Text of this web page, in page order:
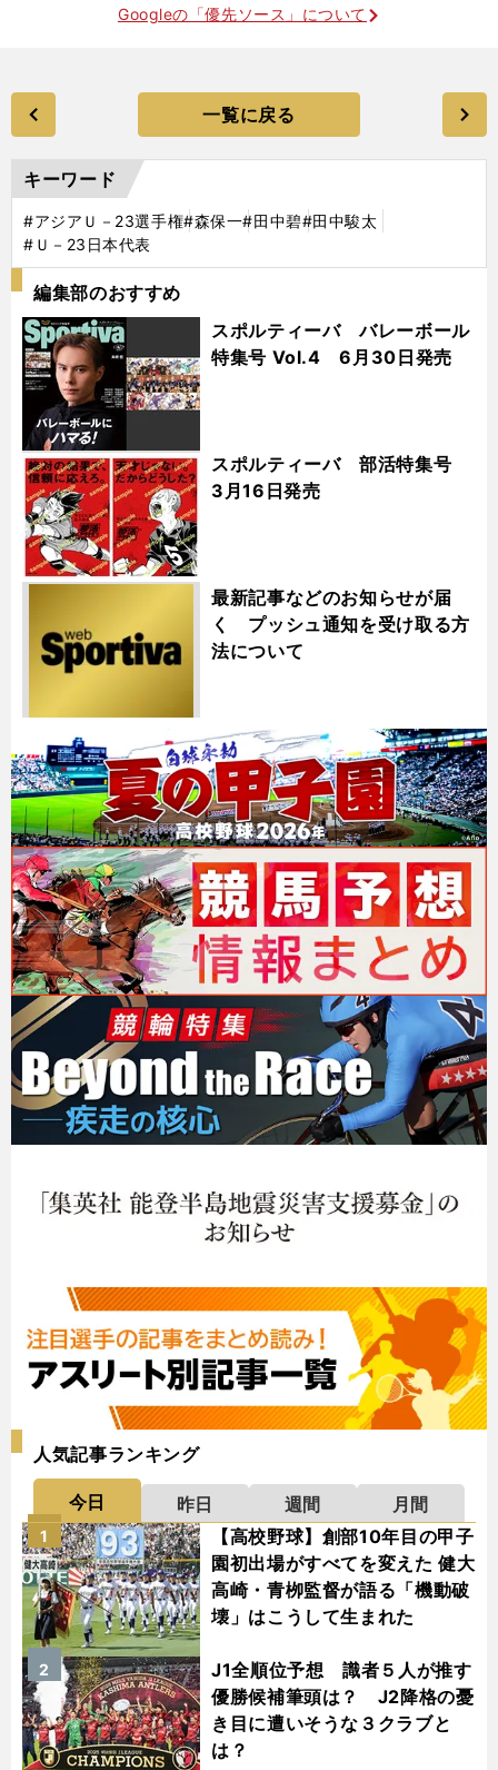
Googleの「優先ソース」について
一覧に戻る
キーワード
#アジアＵ－23選手権#森保一#田中碧#田中駿太
#Ｕ－23日本代表
編集部のおすすめ
スポルティーバ バレーボール
特集号 Vol.4 6月30日発売
スポルティーバ 部活特集号
3月16日発売
最新記事などのお知らせが届
く プッシュ通知を受け取る方
法について
人気記事ランキング
今日 昨日 週間
月間
【高校野球】創部10年目の甲子
園初出場がすべてを変えた 健大
高崎・青栁監督が語る「機動破
壊」はこうして生まれた
1
J1全順位予想 識者５人が推す
優勝候補筆頭は？ J2降格の憂
き目に遭いそうな３クラブと
は？
2